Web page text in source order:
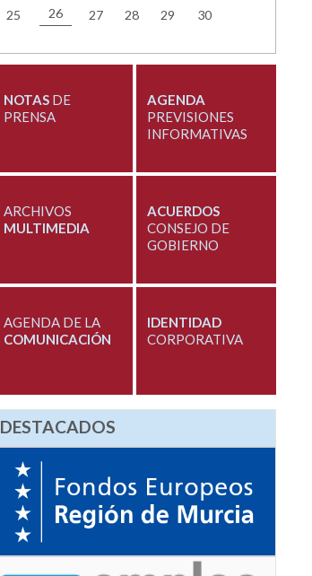
25 26 27 28 29 30
NOTASDE
PRENSA
AGENDA
PREVISIONES
INFORMATIVAS
ARCHIVOS
MULTIMEDIA
ACUERDOS
CONSEJO DE
GOBIERNO
AGENDA DE LA
COMUNICACIÓN
IDENTIDAD
CORPORATIVA
DESTACADOS